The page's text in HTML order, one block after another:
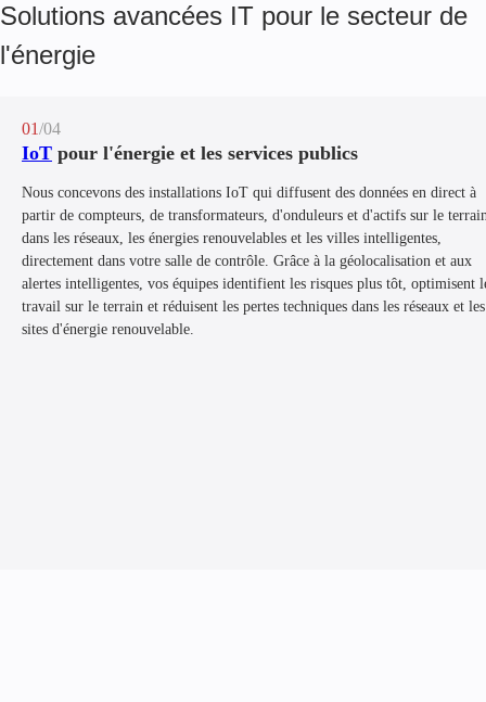
Solutions avancées IT pour le secteur de
l'énergie
01/04
IoT pour l'énergie et les services publics
Nous concevons des installations IoT qui diffusent des données en direct à
partir de compteurs, de transformateurs, d'onduleurs et d'actifs sur le
dans les réseaux, les énergies renouvelables et les villes intelligentes,
directement dans votre salle de contrôle. Grâce à la géolocalisation et aux
alertes intelligentes, vos équipes identifient les risques plus tôt, optimisent
travail sur le terrain et réduisent les pertes techniques dans les réseaux et les
sites d'énergie renouvelable.